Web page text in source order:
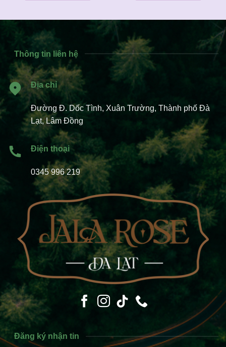
Thông tin liên hệ
Địa chỉ
Đường Đ. Dốc Tình, Xuân Trường, Thành phố Đà
Lạt, Lâm Đồng
Điện thoại
0345 996 219
Đăng ký nhận tin